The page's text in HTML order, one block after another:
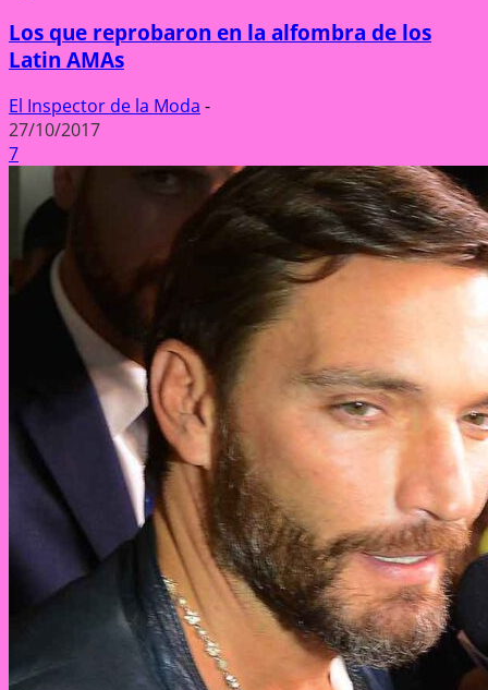
Los que reprobaron en la alfombra de los
Latin AMAs
El Inspector de la Moda -
27/10/2017
7